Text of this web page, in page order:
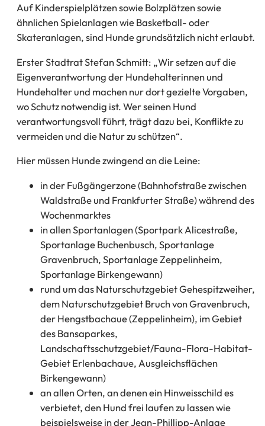
einem
neuen
Tab)
Auf Kinderspielplätzen sowie Bolzplätzen sowie
ähnlichen Spielanlagen wie Basketball- oder
Skateranlagen, sind Hunde grundsätzlich nicht erlaubt.
Erster Stadtrat Stefan Schmitt: „Wir setzen auf die
Eigenverantwortung der Hundehalterinnen und
Hundehalter und machen nur dort gezielte Vorgaben,
wo Schutz notwendig ist. Wer seinen Hund
verantwortungsvoll führt, trägt dazu bei, Konflikte zu
vermeiden und die Natur zu schützen“.
Hier müssen Hunde zwingend an die Leine:
in der Fußgängerzone (Bahnhofstraße zwischen
Waldstraße und Frankfurter Straße) während des
Wochenmarktes
in allen Sportanlagen (Sportpark Alicestraße,
Sportanlage Buchenbusch, Sportanlage
Gravenbruch, Sportanlage Zeppelinheim,
Sportanlage Birkengewann)
rund um das Naturschutzgebiet Gehespitzweiher,
dem Naturschutzgebiet Bruch von Gravenbruch,
der Hengstbachaue (Zeppelinheim), im Gebiet
des Bansaparkes,
Landschaftsschutzgebiet/Fauna-Flora-Habitat-
Gebiet Erlenbachaue, Ausgleichsflächen
Birkengewann)
an allen Orten, an denen ein Hinweisschild es
verbietet, den Hund frei laufen zu lassen wie
beispielsweise in der Jean-Phillipp-Anlage